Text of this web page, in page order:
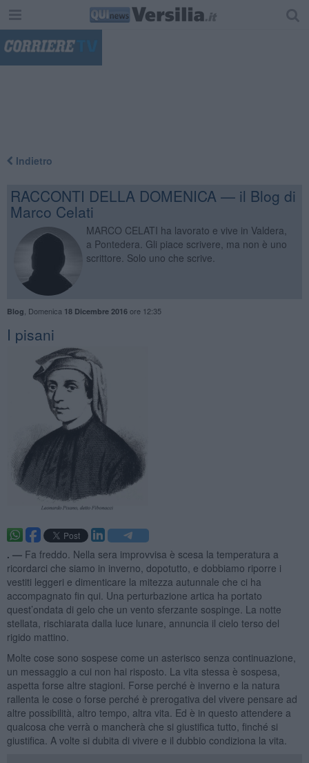
Indietro
RACCONTI DELLA DOMENICA — il Blog di
Marco Celati
MARCO CELATI ha lavorato e vive in Valdera,
a Pontedera. Gli piace scrivere, ma non è uno
scrittore. Solo uno che scrive.
Blog Domenica 18 Dicembre 2016ore 12:35
I pisani
. — Fa freddo. Nella sera improvvisa è scesa la temperatura a
ricordarci che siamo in inverno, dopotutto, e dobbiamo riporre i
vestiti leggeri e dimenticare la mitezza autunnale che ci ha
accompagnato fin qui. Una perturbazione artica ha portato
quest’ondata di gelo che un vento sferzante sospinge. La notte
stellata, rischiarata dalla luce lunare, annuncia il cielo terso del
rigido mattino.
Molte cose sono sospese come un asterisco senza continuazione,
un messaggio a cui non hai risposto. La vita stessa è sospesa,
aspetta forse altre stagioni. Forse perché è inverno e la natura
rallenta le cose o forse perché è prerogativa del vivere pensare ad
altre possibilità, altro tempo, altra vita. Ed è in questo attendere a
qualcosa che verrà o mancherà che si giustifica tutto, finché si
giustifica. A volte si dubita di vivere e il dubbio condiziona la vita.